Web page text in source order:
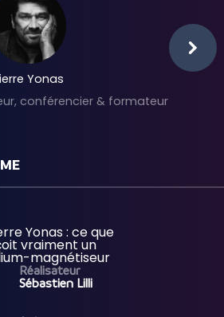
Yonas
conférencier & formateur
Réalisateur
Sébastien Lilli